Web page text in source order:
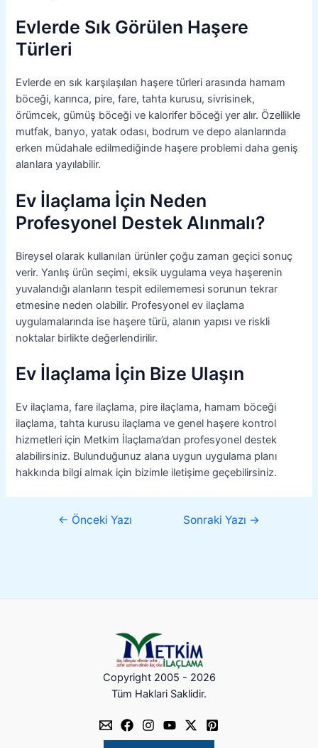
Evlerde Sık Görülen Haşere
Türleri
Evlerde en sık karşılaşılan haşere türleri arasında hamam
böceği, karınca, pire, fare, tahta kurusu, sivrisinek,
örümcek, gümüş böceği ve kalorifer böceği yer alır. Özellikle
mutfak, banyo, yatak odası, bodrum ve depo alanlarında
erken müdahale edilmediğinde haşere problemi daha geniş
alanlara yayılabilir.
Ev İlaçlama İçin Neden
Profesyonel Destek Alınmalı?
Bireysel olarak kullanılan ürünler çoğu zaman geçici sonuç
verir. Yanlış ürün seçimi, eksik uygulama veya haşerenin
yuvalandığı alanların tespit edilememesi sorunun tekrar
etmesine neden olabilir. Profesyonel ev ilaçlama
uygulamalarında ise haşere türü, alanın yapısı ve riskli
noktalar birlikte değerlendirilir.
Ev İlaçlama İçin Bize Ulaşın
Ev ilaçlama, fare ilaçlama, pire ilaçlama, hamam böceği
ilaçlama, tahta kurusu ilaçlama ve genel haşere kontrol
hizmetleri için Metkim İlaçlama’dan profesyonel destek
alabilirsiniz. Bulunduğunuz alana uygun uygulama planı
hakkında bilgi almak için bizimle iletişime geçebilirsiniz.
← Önceki Yazı Sonraki Yazı →
Copyright 2005 - 2026
Tüm Haklari Saklidir.